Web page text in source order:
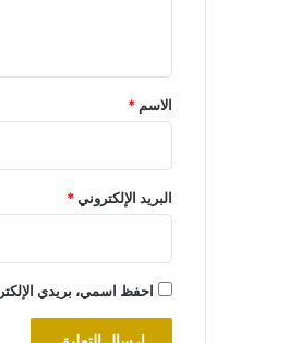
*
الاسم *
البريد الإلكتروني*
احفظ اسمي، بريدي